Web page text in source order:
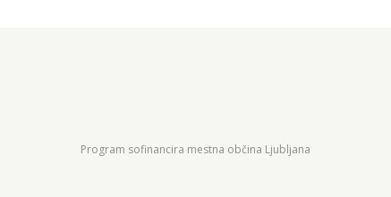
Program sofinancira mestna občina Ljubljana